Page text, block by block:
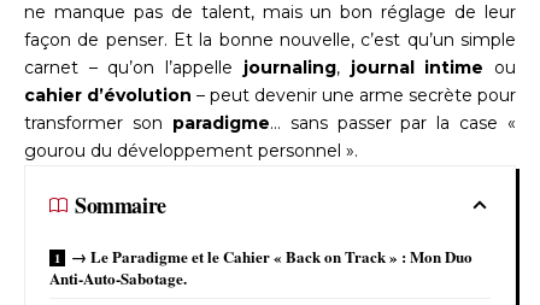
ne manque pas de talent, mais un bon réglage de leur
façon de penser. Et la bonne nouvelle, c’est qu’un simple
carnet – qu’on l’appelle journaling, journal intime ou
cahier d’évolution – peut devenir une arme secrète pour
transformer son paradigme… sans passer par la case «
gourou du développement personnel ».
Sommaire
→ Le Paradigme et le Cahier « Back on Track » : Mon Duo
Anti-Auto-Sabotage.